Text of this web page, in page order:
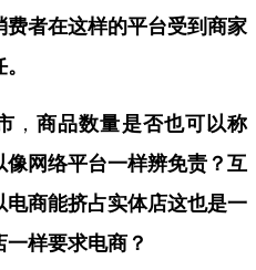
费者在这样的平台受到商家
，商品数量是否也可以称
像网络平台一样辨免责？互
商能挤占实体店这也是一
样要求电商？